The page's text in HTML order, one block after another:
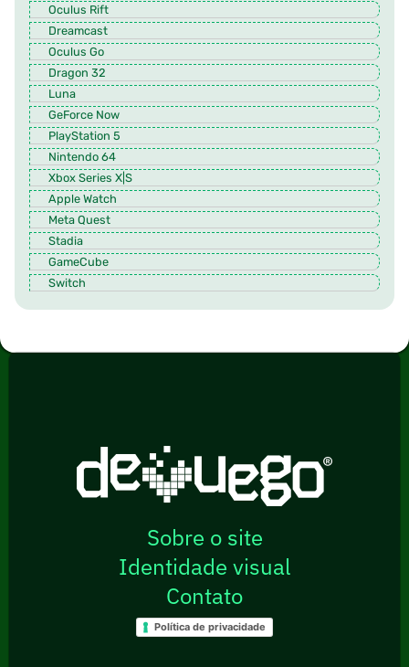
Oculus Rift
Dreamcast
Oculus Go
Dragon 32
Luna
GeForce Now
PlayStation 5
Nintendo 64
Xbox Series X|S
Apple Watch
Meta Quest
Stadia
GameCube
Switch
Sobre o site
Identidade visual
Contato
Política de privacidade